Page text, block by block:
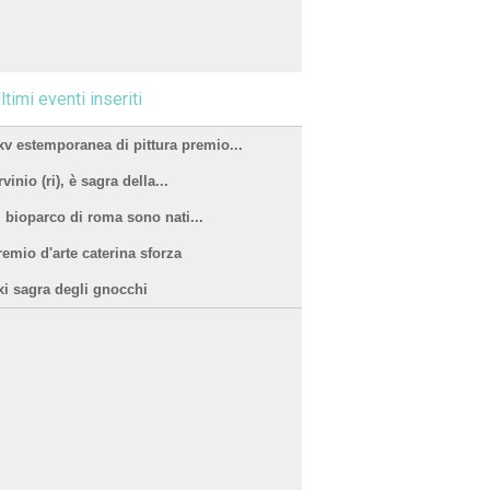
eventi inseriti
estemporanea di pittura premio...
(ri), è sagra della...
bioparco di roma sono nati...
d'arte caterina sforza
sagra degli gnocchi